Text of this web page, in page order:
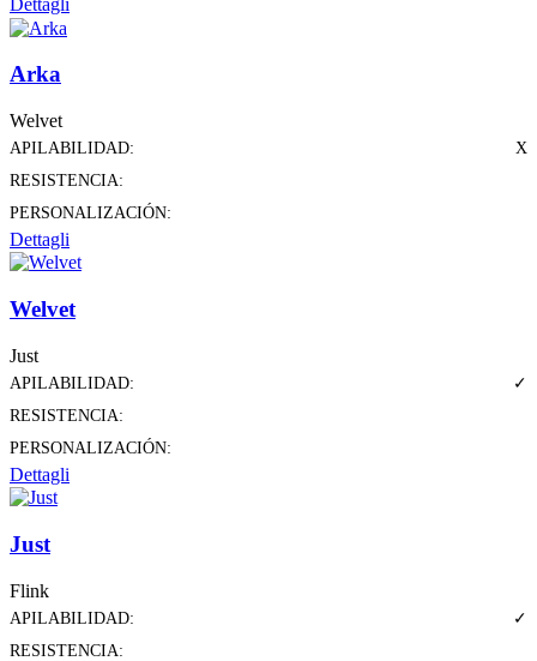
Dettagli
Arka
Welvet
APILABILIDAD:
X
RESISTENCIA:
PERSONALIZACIÓN:
Dettagli
Welvet
Just
APILABILIDAD:
✓
RESISTENCIA:
PERSONALIZACIÓN:
Dettagli
Just
Flink
APILABILIDAD:
✓
RESISTENCIA: